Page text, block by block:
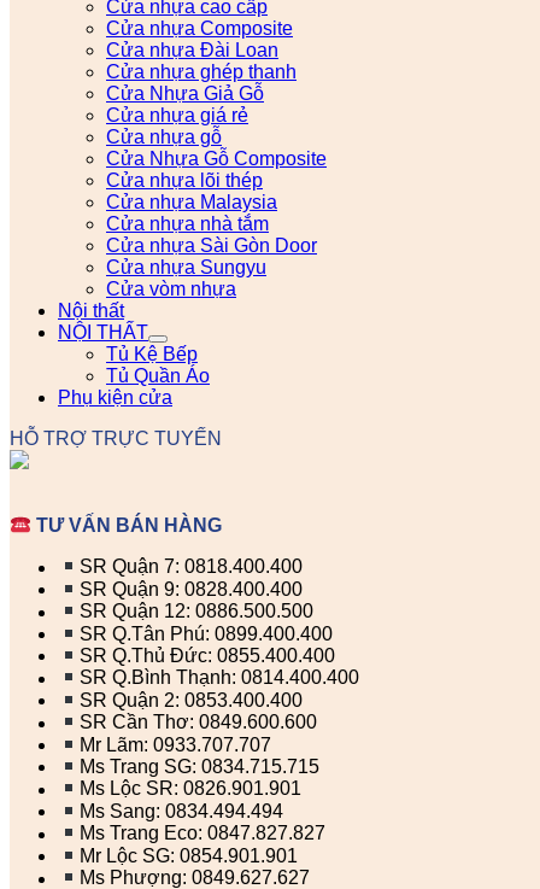
Cửa nhựa cao cấp
Cửa nhựa Composite
Cửa nhựa Đài Loan
Cửa nhựa ghép thanh
Cửa Nhựa Giả Gỗ
Cửa nhựa giá rẻ
Cửa nhựa gỗ
Cửa Nhựa Gỗ Composite
Cửa nhựa lõi thép
Cửa nhựa Malaysia
Cửa nhựa nhà tắm
Cửa nhựa Sài Gòn Door
Cửa nhựa Sungyu
Cửa vòm nhựa
Nội thất
NỘI THẤT
Tủ Kệ Bếp
Tủ Quần Áo
Phụ kiện cửa
HỖ TRỢ TRỰC TUYẾN
TƯ VẤN BÁN HÀNG
SR Quận 7: 0818.400.400
SR Quận 9: 0828.400.400
SR Quận 12: 0886.500.500
SR Q.Tân Phú: 0899.400.400
SR Q.Thủ Đức: 0855.400.400
SR Q.Bình Thạnh: 0814.400.400
SR Quận 2: 0853.400.400
SR Cần Thơ: 0849.600.600
Mr Lãm: 0933.707.707
Ms Trang SG: 0834.715.715
Ms Lộc SR: 0826.901.901
Ms Sang: 0834.494.494
Ms Trang Eco: 0847.827.827
Mr Lộc SG: 0854.901.901
Ms Phượng: 0849.627.627